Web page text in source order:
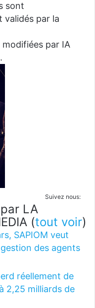
sont
validés par la
par IA
Suivez nous:
LA
(tout voir)
SAPIOM veut
des agents
réellement de
2,25 milliards de